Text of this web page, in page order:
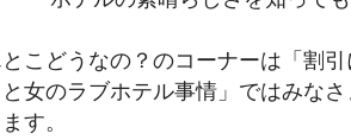
こどうなの？のコーナーは「割
女のラブホテル事情」ではみな
す。